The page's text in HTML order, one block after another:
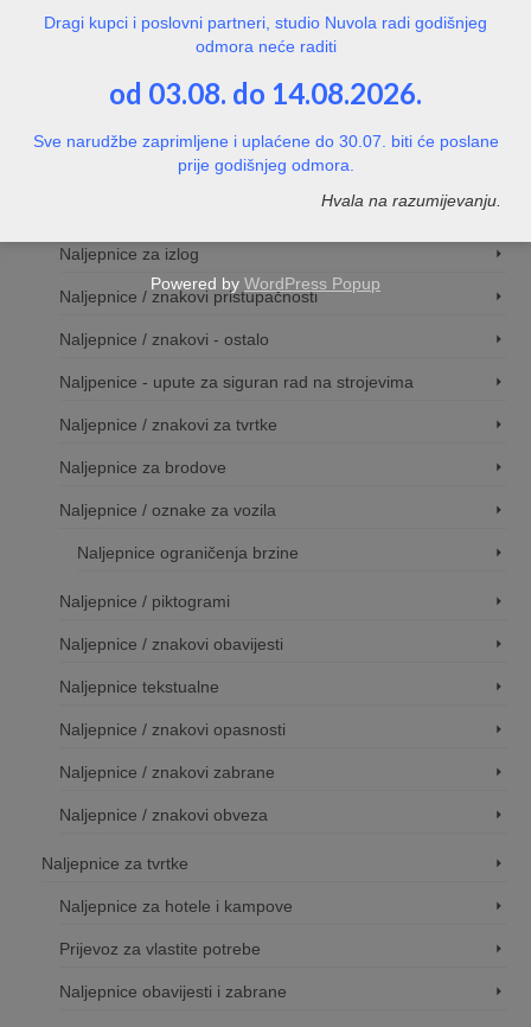
Natpisne pločice za vrata
Naljepnice / znakovi
Naljepnice / znakovi za video nadzor
Naljepnice / znakovi za hotele, kampove i sl.
Naljepnice za izlog
Naljepnice / znakovi pristupačnosti
Naljepnice / znakovi - ostalo
Naljpenice - upute za siguran rad na strojevima
Naljepnice / znakovi za tvrtke
Naljepnice za brodove
Naljepnice / oznake za vozila
Naljepnice ograničenja brzine
Naljepnice / piktogrami
Naljepnice / znakovi obavijesti
Naljepnice tekstualne
Naljepnice / znakovi opasnosti
Naljepnice / znakovi zabrane
Naljepnice / znakovi obveza
Naljepnice za tvrtke
Naljepnice za hotele i kampove
Prijevoz za vlastite potrebe
Naljepnice obavijesti i zabrane
Dragi kupci i poslovni partneri, studio Nuvola radi godišnjeg
odmora neće raditi
od 03.08. do 14.08.2026.
Sve narudžbe zaprimljene i uplaćene do 30.07. biti će poslane
prije godišnjeg odmora.
Hvala na razumijevanju.
Powered by WordPress Popup